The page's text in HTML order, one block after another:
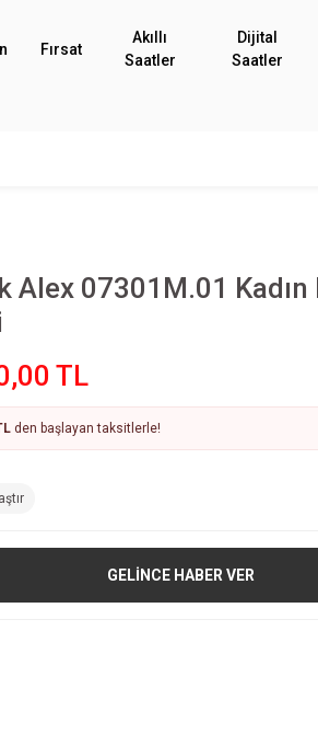
Fırsat
Akıllı
Saatler
Dijital
Saatler
Alex 07301M.01 Kadın
TL
den başlayan taksitlerle!
GELİNCE HABER VER